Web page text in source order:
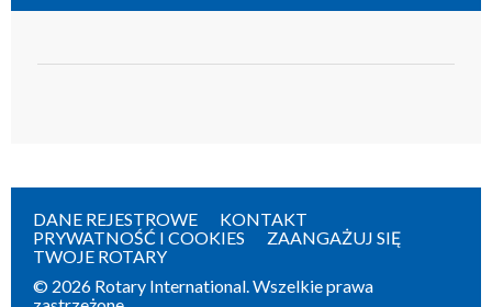
DANE REJESTROWE
KONTAKT
PRYWATNOŚĆ I COOKIES
ZAANGAŻUJ SIĘ
TWOJE ROTARY
© 2026 Rotary International. Wszelkie prawa